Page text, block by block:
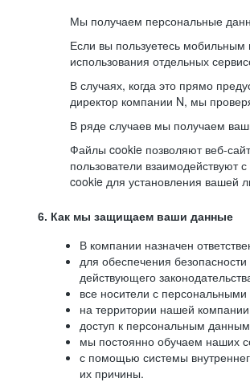
Мы получаем персональные
Если вы пользуетесь
использования отдельных
В случаях, когда это прямо
директор компании N, мы
В ряде случаев мы получаем
Файлы cookie позволяют веб-
пользователи
cookie для установления вашей
6. Как мы защищаем ваши данные
В компании назначен
для обеспечения
действующего
все носители с
на территории нашей
доступ к персональным
мы постоянно обучаем наших
с помощью системы
их причины.